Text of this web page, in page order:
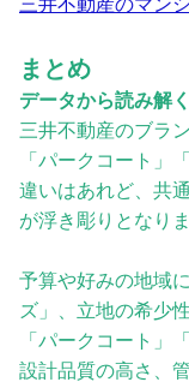
まとめ
データから読み解
三井不動産のブラ
「パークコート」
違いはあれど、共
が浮き彫りとなりま
予算や好みの地域
ズ」、立地の希少
「パークコート」
設計品質の高さ、